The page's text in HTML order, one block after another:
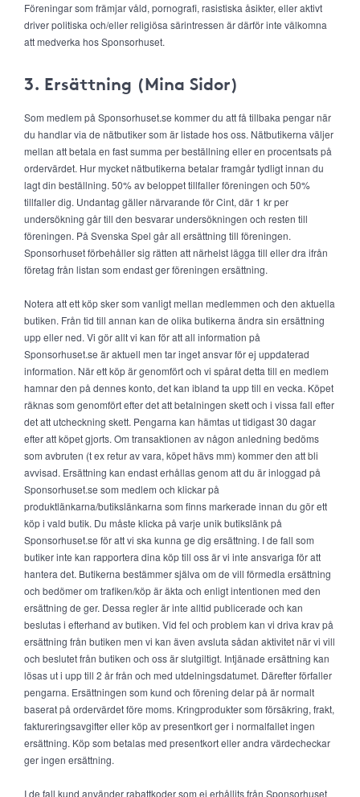
Föreningar som främjar våld, pornografi, rasistiska åsikter, eller aktivt
driver politiska och/eller religiösa särintressen är därför inte välkomna
att medverka hos Sponsorhuset.
3. Ersättning (Mina Sidor)
Som medlem på Sponsorhuset.se kommer du att få tillbaka pengar när
du handlar via de nätbutiker som är listade hos oss. Nätbutikerna väljer
mellan att betala en fast summa per beställning eller en procentsats på
ordervärdet. Hur mycket nätbutikerna betalar framgår tydligt innan du
lagt din beställning. 50% av beloppet tillfaller föreningen och 50%
tillfaller dig. Undantag gäller närvarande för Cint, där 1 kr per
undersökning går till den besvarar undersökningen och resten till
föreningen. På Svenska Spel går all ersättning till föreningen.
Sponsorhuset förbehåller sig rätten att närhelst lägga till eller dra ifrån
företag från listan som endast ger föreningen ersättning.
Notera att ett köp sker som vanligt mellan medlemmen och den aktuella
butiken. Från tid till annan kan de olika butikerna ändra sin ersättning
upp eller ned. Vi gör allt vi kan för att all information på
Sponsorhuset.se är aktuell men tar inget ansvar för ej uppdaterad
information. När ett köp är genomfört och vi spårat detta till en medlem
hamnar den på dennes konto, det kan ibland ta upp till en vecka. Köpet
räknas som genomfört efter det att betalningen skett och i vissa fall efter
det att utcheckning skett. Pengarna kan hämtas ut tidigast 30 dagar
efter att köpet gjorts. Om transaktionen av någon anledning bedöms
som avbruten (t ex retur av vara, köpet hävs mm) kommer den att bli
avvisad. Ersättning kan endast erhållas genom att du är inloggad på
Sponsorhuset.se som medlem och klickar på
produktlänkarna/butikslänkarna som finns markerade innan du gör ett
köp i vald butik. Du måste klicka på varje unik butikslänk på
Sponsorhuset.se för att vi ska kunna ge dig ersättning. I de fall som
butiker inte kan rapportera dina köp till oss är vi inte ansvariga för att
hantera det. Butikerna bestämmer själva om de vill förmedla ersättning
och bedömer om trafiken/köp är äkta och enligt intentionen med den
ersättning de ger. Dessa regler är inte alltid publicerade och kan
beslutas i efterhand av butiken. Vid fel och problem kan vi driva krav på
ersättning från butiken men vi kan även avsluta sådan aktivitet när vi vill
och beslutet från butiken och oss är slutgiltigt. Intjänade ersättning kan
lösas ut i upp till 2 år från och med utdelningsdatumet. Därefter förfaller
pengarna. Ersättningen som kund och förening delar på är normalt
baserat på ordervärdet före moms. Kringprodukter som försäkring, frakt,
faktureringsavgifter eller köp av presentkort ger i normalfallet ingen
ersättning. Köp som betalas med presentkort eller andra värdecheckar
ger ingen ersättning.
I de fall kund använder rabattkoder som ej erhållits från Sponsorhuset